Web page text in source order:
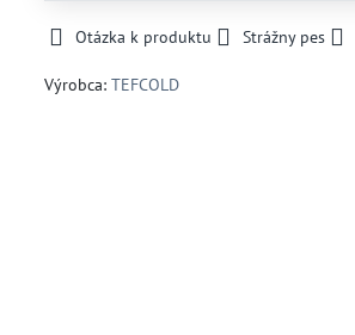
Otázka k produktu Strážny pes
Výrobca: TEFCOLD